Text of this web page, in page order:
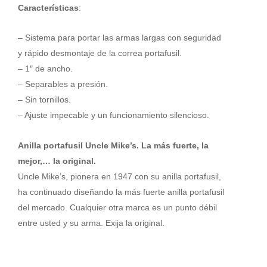
UNCLE
presión
-
cantidad
Características:
– Sistema para portar las armas largas con seguridad
y rápido desmontaje de la correa portafusil.
– 1″ de ancho.
– Separables a presión.
– Sin tornillos.
– Ajuste impecable y un funcionamiento silencioso.
Anilla portafusil Uncle Mike’s. La más fuerte, la
mejor,… la original.
Uncle Mike’s, pionera en 1947 con su anilla portafusil,
ha continuado diseñando la más fuerte anilla portafusil
del mercado. Cualquier otra marca es un punto débil
entre usted y su arma. Exija la original.